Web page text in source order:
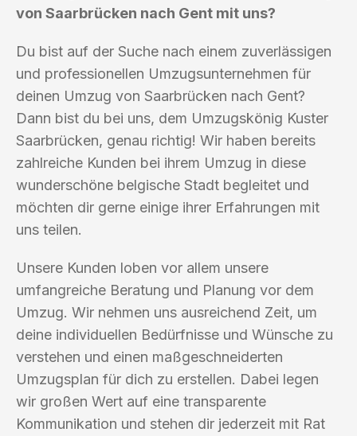
von Saarbrücken nach Gent mit uns?
Du bist auf der Suche nach einem zuverlässigen
und professionellen Umzugsunternehmen für
deinen Umzug von Saarbrücken nach Gent?
Dann bist du bei uns, dem Umzugskönig Kuster
Saarbrücken, genau richtig! Wir haben bereits
zahlreiche Kunden bei ihrem Umzug in diese
wunderschöne belgische Stadt begleitet und
möchten dir gerne einige ihrer Erfahrungen mit
uns teilen.
Unsere Kunden loben vor allem unsere
umfangreiche Beratung und Planung vor dem
Umzug. Wir nehmen uns ausreichend Zeit, um
deine individuellen Bedürfnisse und Wünsche zu
verstehen und einen maßgeschneiderten
Umzugsplan für dich zu erstellen. Dabei legen
wir großen Wert auf eine transparente
Kommunikation und stehen dir jederzeit mit Rat